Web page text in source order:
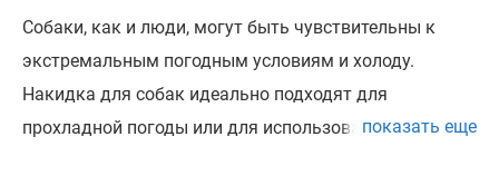
Собаки, как и люди, могут быть чувствительны к
экстремальным погодным условиям и холоду.
Накидка для собак идеально подходят для
прохладной погоды или для использования впоказать еще